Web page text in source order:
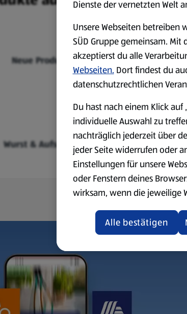
Neue Produkte Markenprodukte
Wurst & Aufschnitt Käse
Dienste der vernetzten Welt
Unsere Webseiten betreiben
SÜD Gruppe gemeinsam. Mit
akzeptierst du alle
Webseiten. Dort findest du
datenschutzrechtlichen
Du hast nach einem Klick
individuelle Auswahl zu
nachträglich jederzeit über
jeder Seite widerrufen oder
Einstellungen für unsere
oder Fenstern deines
wirksam, wenn die jeweilige
aktualisiert oder
Datenschutzerklärung zur
Übersicht der
Alle bestätigen